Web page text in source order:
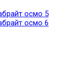
осмо 5
осмо 6